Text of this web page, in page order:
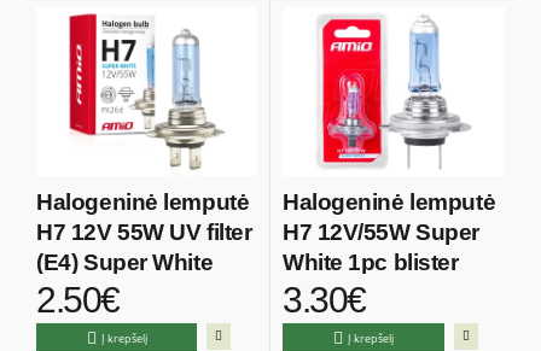
Halogeninė lemputė
H7 12V 55W UV filter
(E4) Super White
2.50€
Į krepšelį
Halogeninė lemputė
H7 12V/55W Super
White 1pc blister
3.30€
Į krepšelį